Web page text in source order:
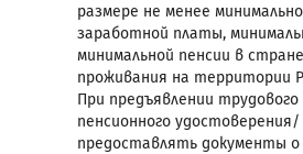
размере не менее
заработной платы,
минимальной пенсии в
проживания на территории
При предъявлении
пенсионного
предоставлять документы